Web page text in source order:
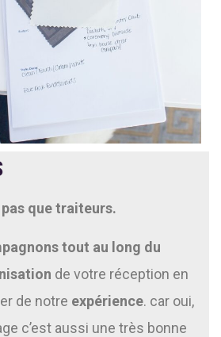
que traiteurs.
tout au long du
de votre réception en
de notre expérience. car oui,
c’est aussi une très bonne